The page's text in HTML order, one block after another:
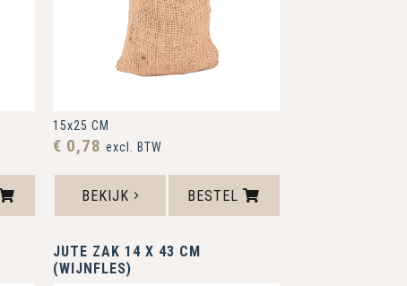
15x25 CM
€ 0,78 excl. BTW
BEKIJK BESTEL
JUTE ZAK 14 X 43 CM
(WIJNFLES)